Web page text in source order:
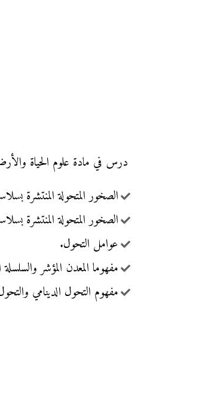
درس في مادة علوم الحياة والأرض
الصخور المتحولة المنتشرة
الصخور المتحولة المنتشرة
عوامل التحول.
مفهوما المعدن المؤشر والسلسلة
مفهوم التحول الدينامي